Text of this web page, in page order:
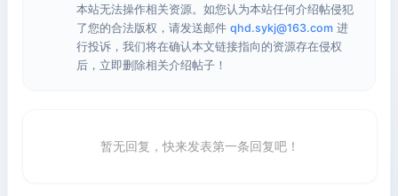
本站无法操作相关资源。如您认为本站任何介绍帖侵犯
了您的合法版权，请发送邮件 qhd.sykj@163.com 进
行投诉，我们将在确认本文链接指向的资源存在侵权
后，立即删除相关介绍帖子！
暂无回复，快来发表第一条回复吧！